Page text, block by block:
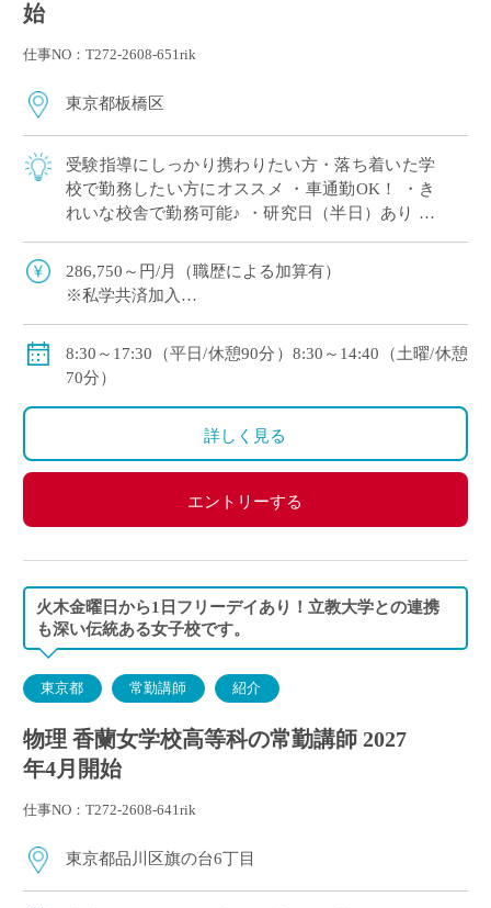
始
仕事NO：T272-2608-651rik
東京都板橋区
受験指導にしっかり携わりたい方・落ち着いた学
校で勤務したい方にオススメ ・車通勤OK！ ・き
れいな校舎で勤務可能♪ ・研究日（半日）あり ・
入れています
286,750～円/月（職歴による加算有）
※私学共済加入
8:30～17:30（平日/休憩90分）8:30～14:40（土曜/休憩
70分）
詳しく見る
エントリーする
火木金曜日から1日フリーデイあり！立教大学との連携
も深い伝統ある女子校です。
東京都 常勤講師 紹介
物理 香蘭女学校高等科の常勤講師 2027
年4月開始
仕事NO：T272-2608-641rik
東京都品川区旗の台6丁目